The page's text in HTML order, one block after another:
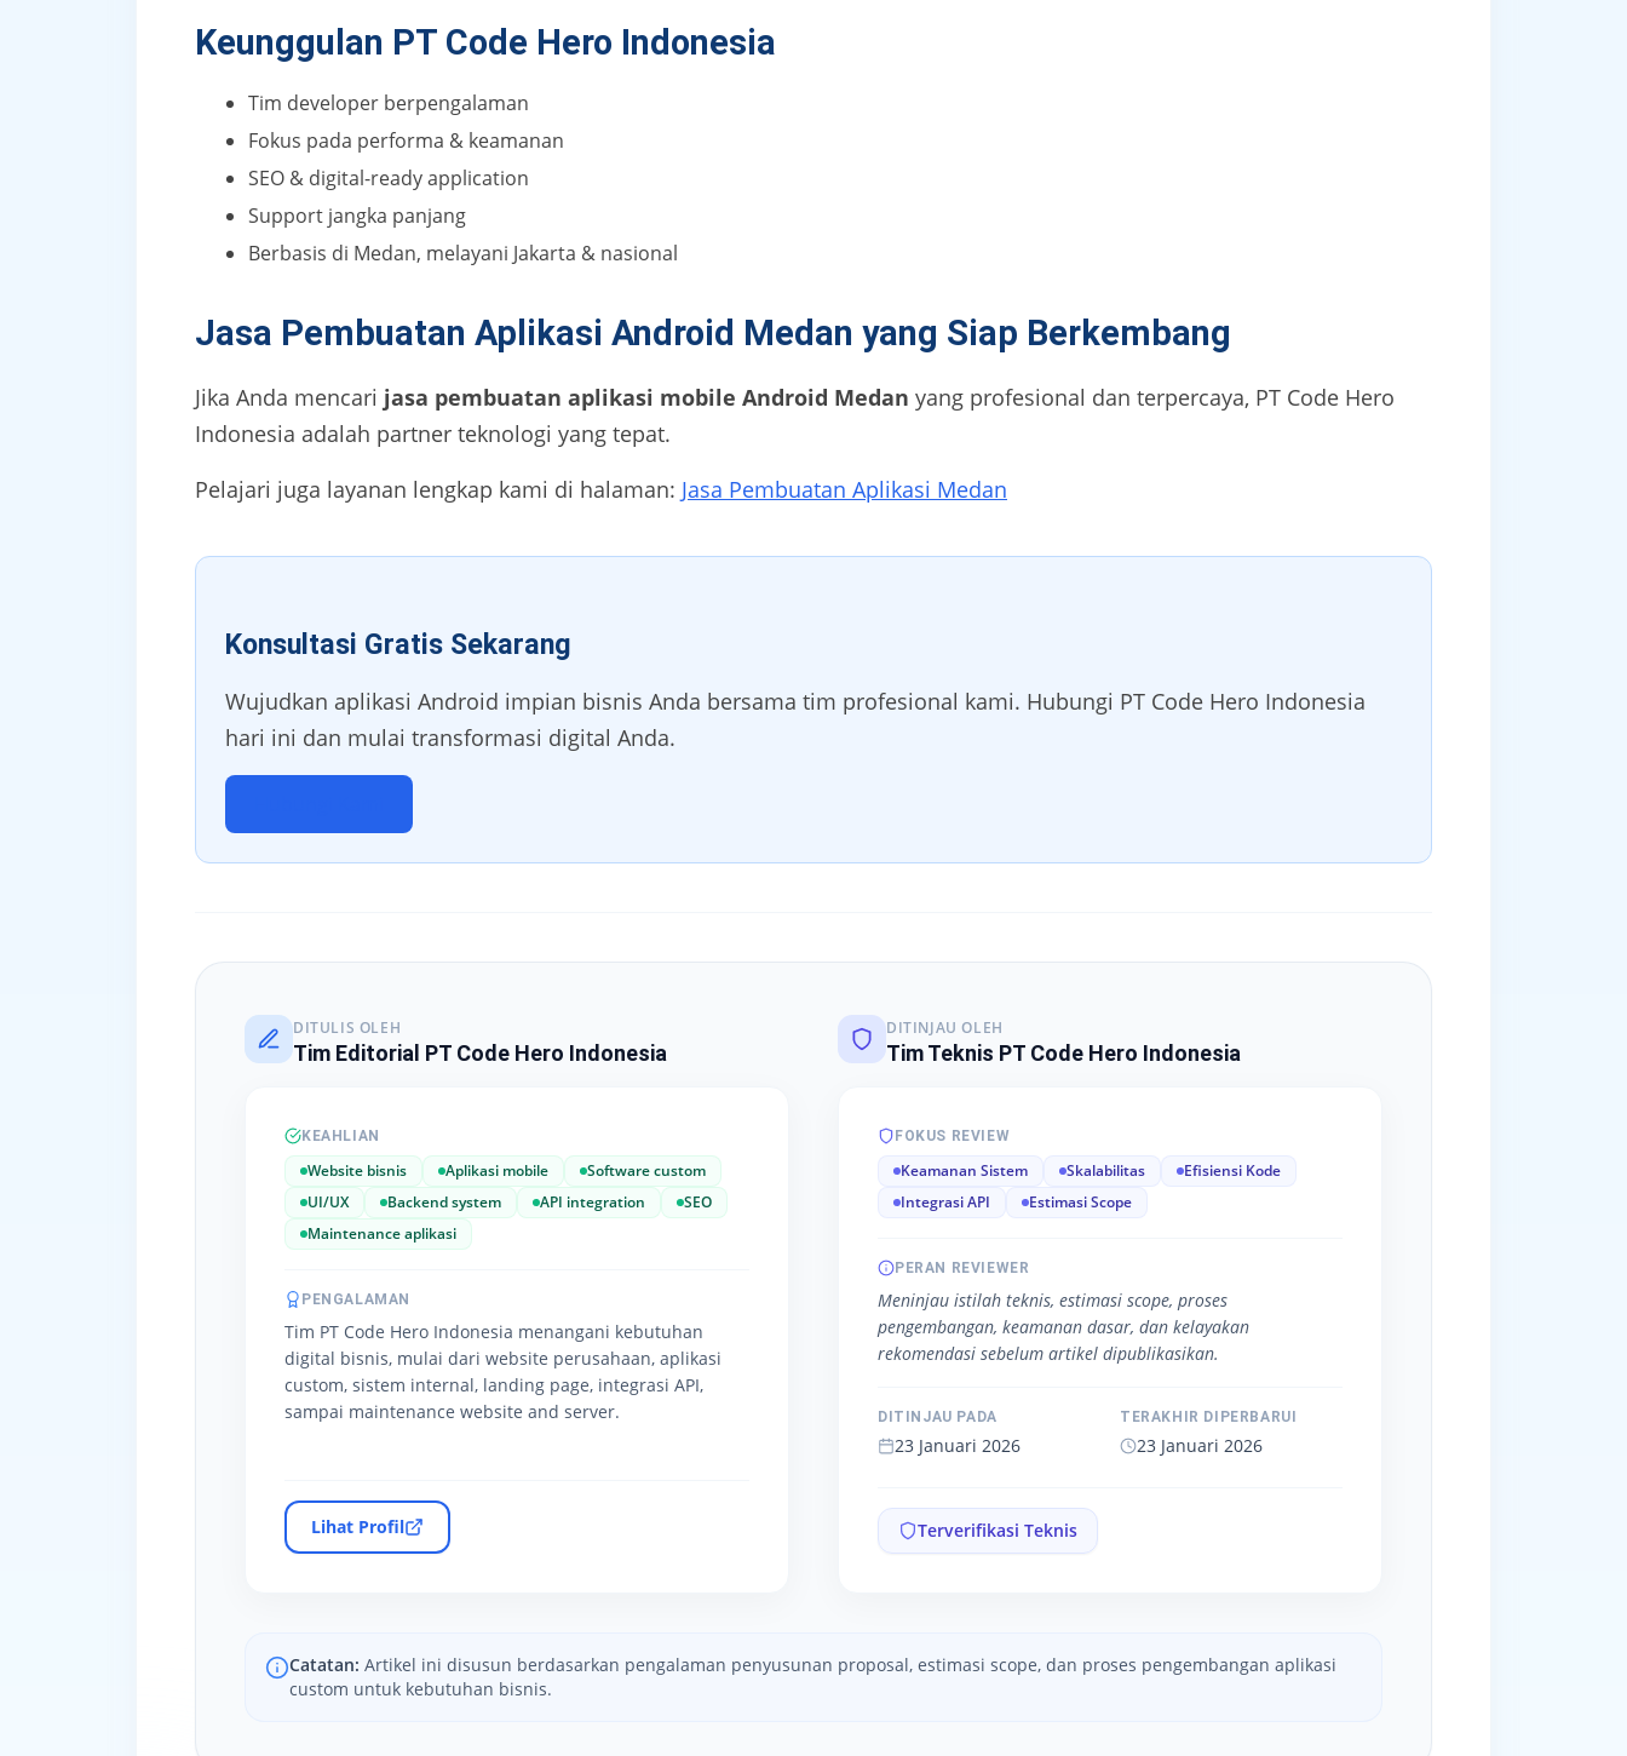
Keunggulan PT Code Hero Indonesia
Tim developer berpengalaman
Fokus pada performa & keamanan
SEO & digital-ready application
Support jangka panjang
Berbasis di Medan, melayani Jakarta & nasional
Jasa Pembuatan Aplikasi Android Medan yang Siap Berkembang
Jika Anda mencari jasa pembuatan aplikasi mobile Android Medan yang profesional dan terpercaya, PT Code Hero
Indonesia adalah partner teknologi yang tepat.
Pelajari juga layanan lengkap kami di halaman: Jasa Pembuatan Aplikasi Medan
Konsultasi Gratis Sekarang
Wujudkan aplikasi Android impian bisnis Anda bersama tim profesional kami. Hubungi PT Code Hero Indonesia
hari ini dan mulai transformasi digital Anda.
DITULIS OLEH
Tim Editorial PT Code Hero Indonesia
KEAHLIAN
Website bisnis Aplikasi mobile
Software custom
UI/UX
Backend system API integration
SEO
Maintenance aplikasi
PENGALAMAN
Tim PT Code Hero Indonesia menangani kebutuhan
digital bisnis, mulai dari website perusahaan, aplikasi
custom, sistem internal, landing page, integrasi API,
sampai maintenance website and server.
Lihat Profil
DITINJAU OLEH
Tim Teknis PT Code Hero Indonesia
FOKUS REVIEW
Keamanan Sistem Skalabilitas
Efisiensi Kode
Integrasi API
Estimasi Scope
PERAN REVIEWER
Meninjau istilah teknis, estimasi scope, proses
pengembangan, keamanan dasar, dan kelayakan
rekomendasi sebelum artikel dipublikasikan.
DITINJAU PADA
23 Januari 2026
TERAKHIR DIPERBARUI
23 Januari 2026
Terverifikasi Teknis
Catatan: Artikel ini disusun berdasarkan pengalaman penyusunan proposal, estimasi scope, dan proses pengembangan aplikasi
custom untuk kebutuhan bisnis.